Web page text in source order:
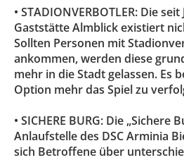
• STADIONVERBOTLER: Die
Gaststätte Almblick existiert
Sollten Personen mit
ankommen, werden diese
mehr in die Stadt gelassen. Es
Option mehr das Spiel zu
• SICHERE BURG: Die „Sichere
Anlaufstelle des DSC Arminia
sich Betroffene über